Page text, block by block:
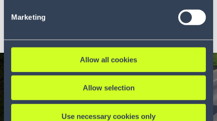
Marketing
Allow all cookies
Allow selection
Use necessary cookies only
MEHR ERFAHREN